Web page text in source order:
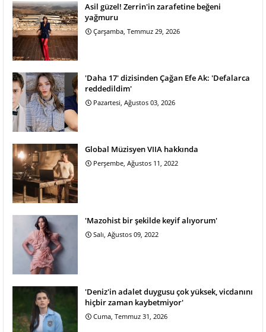
Asil güzel! Zerrin'in zarafetine beğeni
yağmuru
Çarşamba, Temmuz 29, 2026
'Daha 17' dizisinden Çağan Efe Ak: 'Defalarca
reddedildim'
Pazartesi, Ağustos 03, 2026
Global Müzisyen VIIA hakkında
Perşembe, Ağustos 11, 2022
'Mazohist bir şekilde keyif alıyorum'
Salı, Ağustos 09, 2022
'Deniz'in adalet duygusu çok yüksek, vicdanını
hiçbir zaman kaybetmiyor'
Cuma, Temmuz 31, 2026